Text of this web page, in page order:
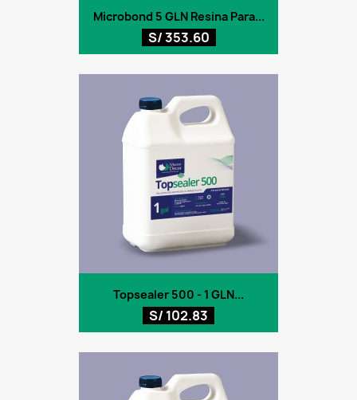
Microbond 5 GLN Resina Para...
S/ 353.60
Topsealer 500 - 1 GLN...
S/ 102.83